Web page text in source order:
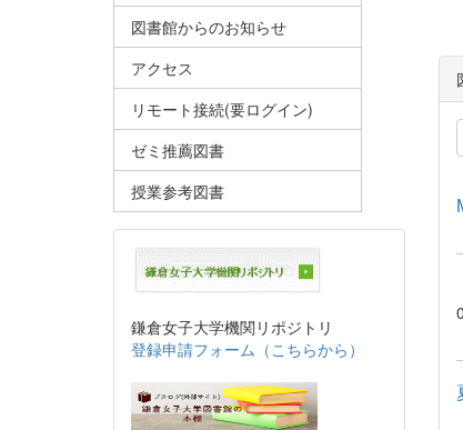
図書館からのお知らせ
アクセス
リモート接続(要ログイン)
ゼミ推薦図書
授業参考図書
鎌倉女子大学機関リポジトリ
登録申請フォーム（こちらから）